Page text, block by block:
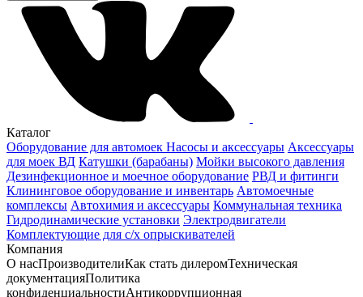
Каталог
Оборудование для автомоек Насосы и аксессуары Аксессуары
для моек ВД Катушки (барабаны) Мойки высокого давления
Дезинфекционное и моечное оборудование РВД и фитинги
Клининговое оборудование и инвентарь Автомоечные
комплексы Автохимия и аксессуары Коммунальная техника
Гидродинамические установки Электродвигатели
Комплектующие для с/х опрыскивателей
Компания
О насПроизводителиКак стать дилеромТехническая
документацияПолитика
конфиденциальностиАнтикоррупционная